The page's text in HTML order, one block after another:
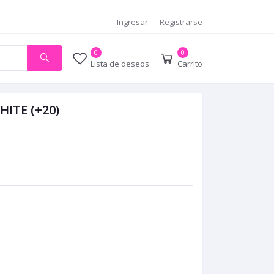
Ingresar Registrarse
0
Lista de deseos
0
Carrito
(+20)